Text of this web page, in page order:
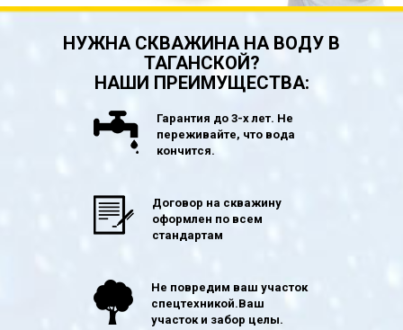
НУЖНА СКВАЖИНА НА ВОДУ В
ТАГАНСКОЙ?
НАШИ ПРЕИМУЩЕСТВА:
Гарантия до 3-х лет. Не
переживайте, что вода
кончится.
Договор на скважину
оформлен по всем
стандартам
Не повредим ваш участок
спецтехникой.Ваш
участок и забор целы.